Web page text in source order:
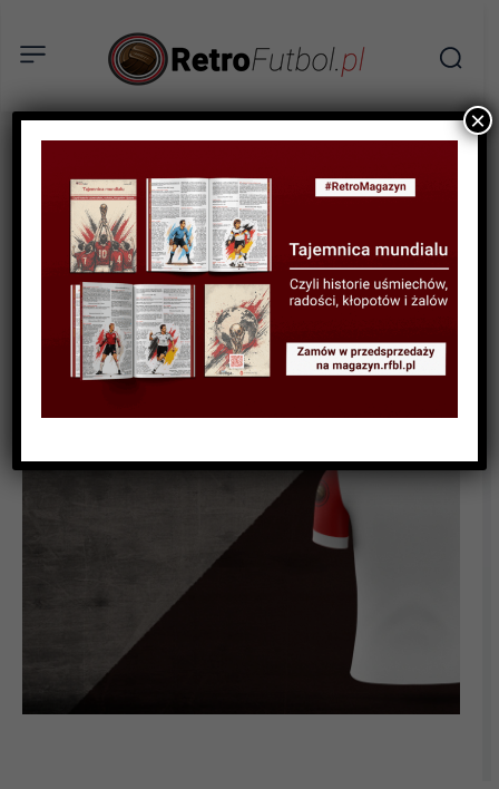
BIOGRAFIE PIŁKARZY
Edmund Kowal – genialny
technik, który odszedł za
wcześnie
×